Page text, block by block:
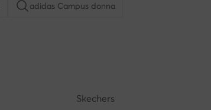
adidas Campus donna
Skechers